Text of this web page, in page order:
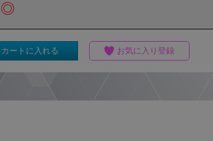
◎
カートに入れる お気に入り登録